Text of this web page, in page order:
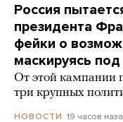
Россия
президента
фейки о
маскируясь
От этой кампании
три крупных
НОВОСТИ 19 часов